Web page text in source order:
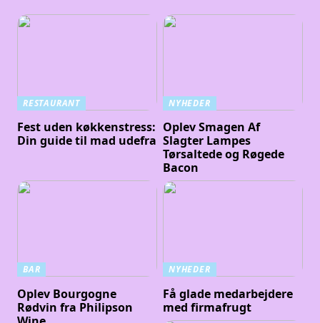
RESTAURANT
Fest uden køkkenstress:
Din guide til mad udefra
NYHEDER
Oplev Smagen Af
Slagter Lampes
Tørsaltede og Røgede
Bacon
BAR
Oplev Bourgogne
Rødvin fra Philipson
NYHEDER
Få glade medarbejdere
med firmafrugt